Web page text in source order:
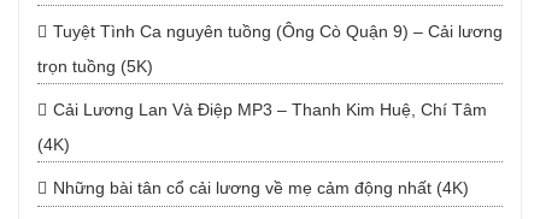
Tuyệt Tình Ca nguyên tuồng (Ông Cò Quận 9) – Cải lương
trọn tuồng (5K)
Cải Lương Lan Và Điệp MP3 – Thanh Kim Huệ, Chí Tâm
(4K)
Những bài tân cổ cải lương về mẹ cảm động nhất (4K)